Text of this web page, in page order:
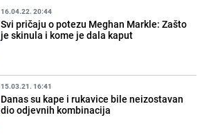
16.04.22. 20:44
Svi pričaju o potezu Meghan Markle: Zašto
je skinula i kome je dala kaput
15.03.21. 16:41
Danas su kape i rukavice bile neizostavan
dio odjevnih kombinacija